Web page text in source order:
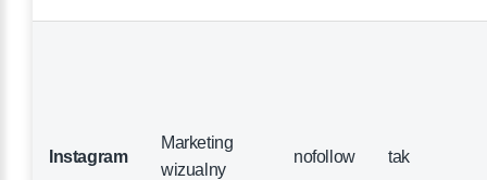
Instagram
Marketing
wizualny
nofollow tak